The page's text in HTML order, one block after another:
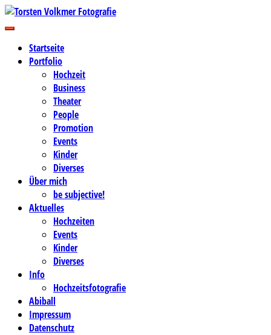
Zum
Inhalt
Torsten Volkmer Fotografie
Business-, Portrait- und Hochzeitsfotografie
Startseite
Portfolio
Hochzeit
Business
Theater
People
Promotion
Events
Kinder
Diverses
Über mich
be subjective!
Aktuelles
Hochzeiten
Events
Kinder
Diverses
Info
Hochzeitsfotografie
Abiball
Impressum
Datenschutz